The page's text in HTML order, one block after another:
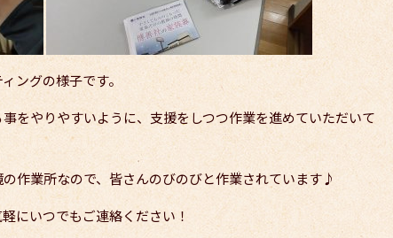
ングの様子です。
をやりやすいように、支援をしつつ作業を進めていただいて
作業所なので、皆さんのびのびと作業されています♪
にいつでもご連絡ください！